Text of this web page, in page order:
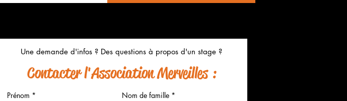
Une demande d'infos ? Des questions à propos d'un stage ?
Contacter l'Association Merveilles :
Prénom Nom de famille